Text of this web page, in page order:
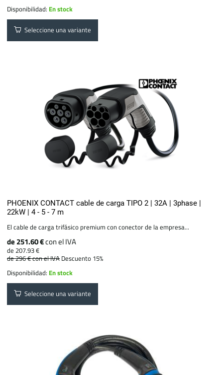
Disponibilidad: En stock
Seleccione una variante
PHOENIX CONTACT cable de carga TIPO 2 | 32A | 3phase |
22kW | 4 - 5 - 7 m
El cable de carga trifásico premium con conector de la empresa...
de 251.60 €con el IVA
de 207.93 €
de 296 €con el IVA Descuento 15%
Disponibilidad: En stock
Seleccione una variante